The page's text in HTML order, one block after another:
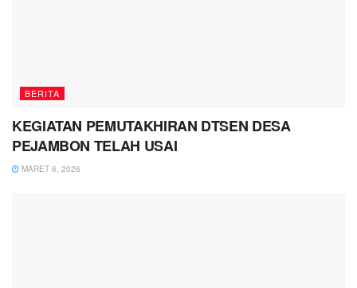
BERITA
KEGIATAN PEMUTAKHIRAN DTSEN DESA
PEJAMBON TELAH USAI
MARET 6, 2026